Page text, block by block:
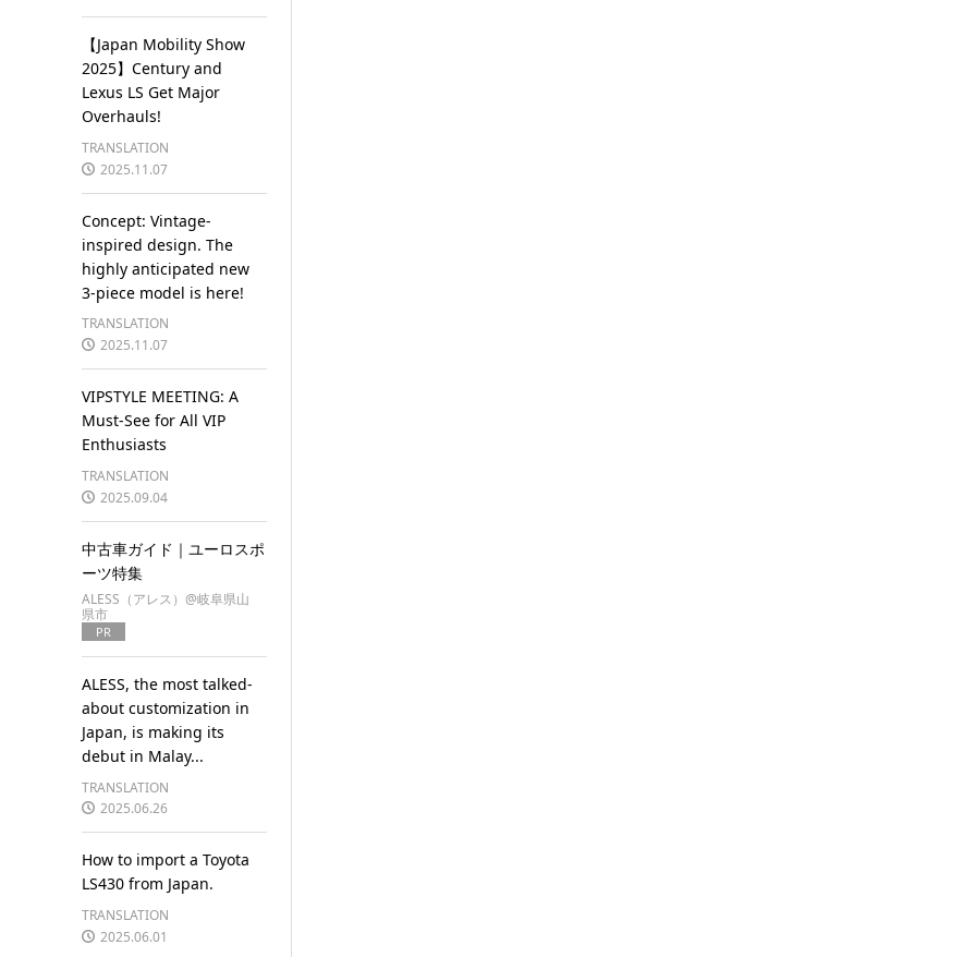
【Japan Mobility Show
2025】Century and
Lexus LS Get Major
Overhauls!
TRANSLATION
2025.11.07
Concept: Vintage-
inspired design. The
highly anticipated new
3-piece model is here!
TRANSLATION
2025.11.07
VIPSTYLE MEETING: A
Must-See for All VIP
Enthusiasts
TRANSLATION
2025.09.04
中古車ガイド｜ユーロスポ
ーツ特集
ALESS（アレス）@岐阜県山
県市
PR
ALESS, the most talked-
about customization in
Japan, is making its
debut in Malay...
TRANSLATION
2025.06.26
How to import a Toyota
LS430 from Japan.
TRANSLATION
2025.06.01